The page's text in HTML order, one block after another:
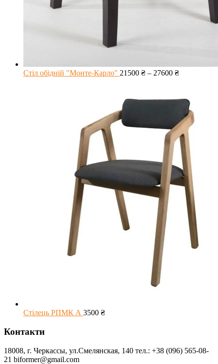
Стіл обідній "Монте-Карло" 21500 ₴ – 27600 ₴
Стілець РПМК А 3500 ₴
Контакти
18008, г. Черкассы, ул.Смелянская, 140 тел.: +38 (096) 565-08-
21 biformer@gmail.com